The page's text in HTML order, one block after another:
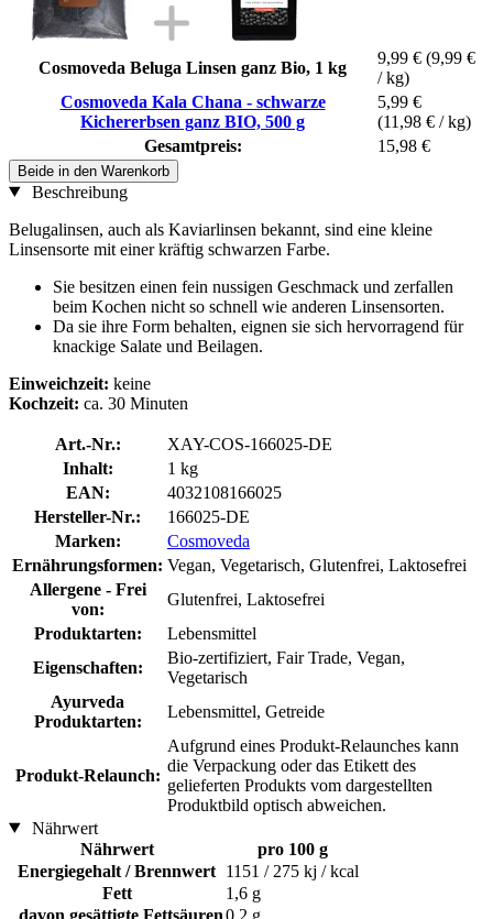
Cosmoveda Beluga Linsen ganz Bio, 1 kg
9,99 € (9,99 €
/ kg)
Cosmoveda Kala Chana - schwarze
Kichererbsen ganz BIO, 500 g
5,99 €
(11,98 € / kg)
Gesamtpreis:
15,98 €
Beide in den Warenkorb
Beschreibung
Belugalinsen, auch als Kaviarlinsen bekannt, sind eine kleine
Linsensorte mit einer kräftig schwarzen Farbe.
Sie besitzen einen fein nussigen Geschmack und zerfallen
beim Kochen nicht so schnell wie anderen Linsensorten.
Da sie ihre Form behalten, eignen sie sich hervorragend für
knackige Salate und Beilagen.
Einweichzeit: keine
Kochzeit: ca. 30 Minuten
Art.-Nr.:
XAY-COS-166025-DE
Inhalt:
1 kg
EAN:
4032108166025
Hersteller-Nr.:
166025-DE
Marken:
Cosmoveda
Ernährungsformen: Vegan, Vegetarisch, Glutenfrei, Laktosefrei
Allergene - Frei
von:
Glutenfrei, Laktosefrei
Produktarten:
Lebensmittel
Eigenschaften:
Bio-zertifiziert, Fair Trade, Vegan,
Vegetarisch
Ayurveda
Produktarten:
Lebensmittel, Getreide
Produkt-Relaunch:
Aufgrund eines Produkt-Relaunches kann
die Verpackung oder das Etikett des
gelieferten Produkts vom dargestellten
Produktbild optisch abweichen.
Nährwert
Nährwert
pro 100 g
Energiegehalt / Brennwert 1151 / 275 kj / kcal
Fett
1,6 g
davon gesättigte Fettsäuren0,2 g